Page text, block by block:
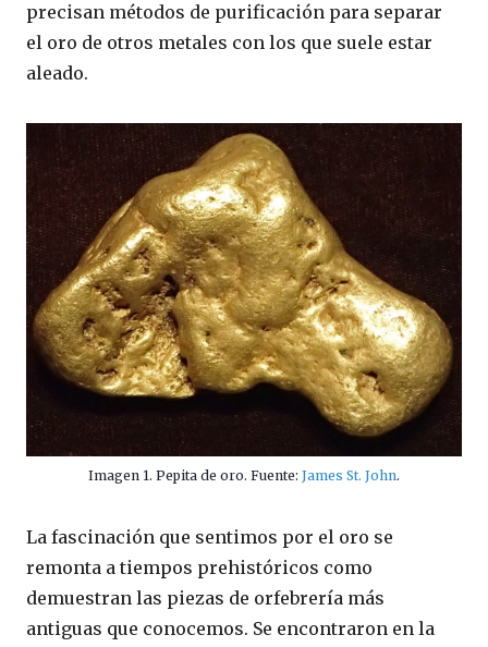
precisan métodos de purificación para separar
el oro de otros metales con los que suele estar
aleado.
Imagen 1. Pepita de oro. Fuente: James St. John.
La fascinación que sentimos por el oro se
remonta a tiempos prehistóricos como
demuestran las piezas de orfebrería más
antiguas que conocemos. Se encontraron en la